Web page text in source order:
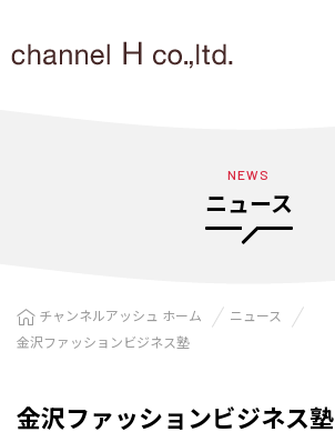
NEWS
ニュース
チャンネルアッシュ ホーム
ニュース
金沢ファッションビジネス塾
金沢ファッションビジネス塾